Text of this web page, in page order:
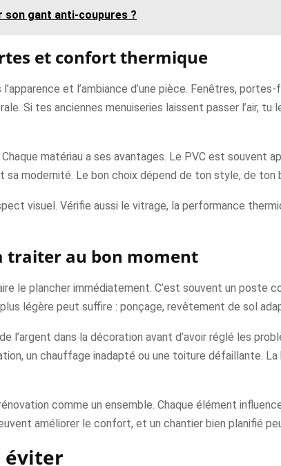
son gant anti-coupures ?
et confort thermique
et l’ambiance d’une pièce. Fenêtres,
Si tes anciennes menuiseries laissent passer l’air, tu
Chaque matériau a ses avantages. Le PVC est souvent
sa modernité. Le bon choix dépend de ton style, de
visuel. Vérifie aussi le vitrage, la performance
traiter au bon moment
le plancher immédiatement. C’est souvent un poste
légère peut suffire : ponçage, revêtement de sol
l’argent dans la décoration avant d’avoir réglé les
un chauffage inadapté ou une toiture défaillante.
comme un ensemble. Chaque élément
améliorer le confort, et un chantier bien planifié
éviter